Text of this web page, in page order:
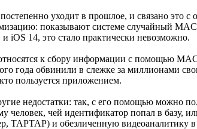
уходит в прошлое, и связано это
показывают системе случайный
iOS 14, это стало практически невозможно.
к сбору информации с помощью
года обвинили в слежке за миллионами
пользуется приложением.
недостатки: так, с его помощью можно
человек, чей идентификатор попал в базу,
TAPTAP) и обезличенную видеоаналитику